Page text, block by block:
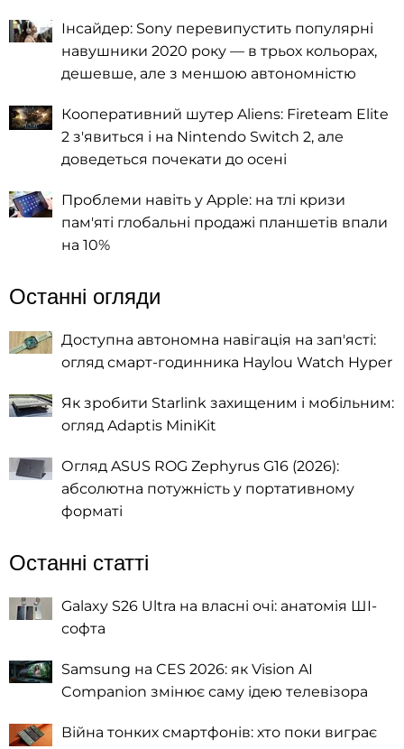
Інсайдер: Sony перевипустить популярні
навушники 2020 року — в трьох кольорах,
дешевше, але з меншою автономністю
Кооперативний шутер Aliens: Fireteam Elite
2 з'явиться і на Nintendo Switch 2, але
доведеться почекати до осені
Проблеми навіть у Apple: на тлі кризи
пам'яті глобальні продажі планшетів впали
на 10%
Останні огляди
Доступна автономна навігація на зап'ясті:
огляд смарт-годинника Haylou Watch Hyper
Як зробити Starlink захищеним і мобільним:
огляд Adaptis MiniKit
Огляд ASUS ROG Zephyrus G16 (2026):
абсолютна потужність у портативному
форматі
Останні статті
Galaxy S26 Ultra на власні очі: анатомія ШІ-
софта
Samsung на CES 2026: як Vision AI
Companion змінює саму ідею телевізора
Війна тонких смартфонів: хто поки виграє